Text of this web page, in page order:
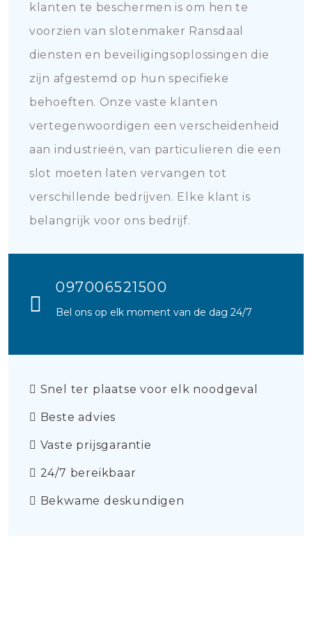
klanten te beschermen is om hen te
voorzien van slotenmaker Ransdaal
diensten en beveiligingsoplossingen die
zijn afgestemd op hun specifieke
behoeften. Onze vaste klanten
vertegenwoordigen een verscheidenheid
aan industrieën, van particulieren die een
slot moeten laten vervangen tot
verschillende bedrijven. Elke klant is
belangrijk voor ons bedrijf.
097006521500
Bel ons op elk moment van de dag 24/7
Snel ter plaatse voor elk noodgeval
Beste advies
Vaste prijsgarantie
24/7 bereikbaar
Bekwame deskundigen